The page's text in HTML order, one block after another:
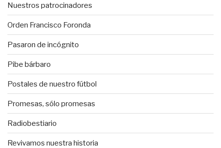
Nuestros patrocinadores
Orden Francisco Foronda
Pasaron de incógnito
Pibe bárbaro
Postales de nuestro fútbol
Promesas, sólo promesas
Radiobestiario
Revivamos nuestra historia